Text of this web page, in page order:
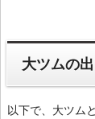
大ツムの
以下で、大ツム